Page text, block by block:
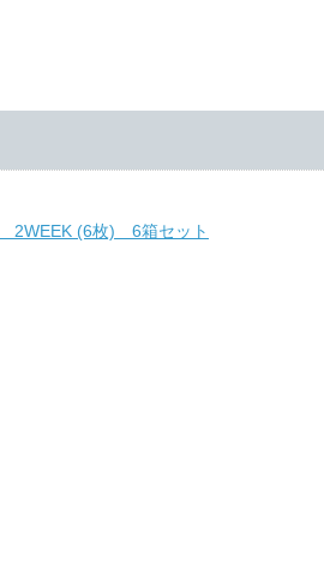
2WEEK (6枚) 6箱セット